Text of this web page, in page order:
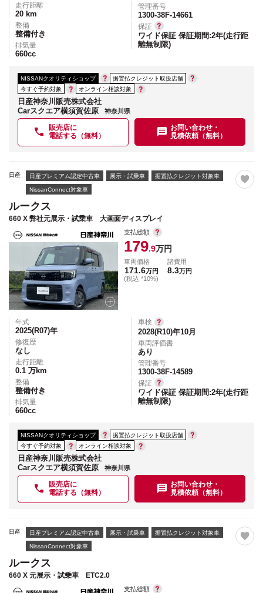
走行距離
20 km
整備
整備付き
排気量
660cc
管理番号
1300-38F-14661
保証
ワイド保証 保証期間:2年(走行距
離無制限)
NISSANクオリティショップ
据置払クレジット取扱店舗
今すぐ予約対象
オンライン相談対象
日産神奈川販売株式会社
Carスクエア横須賀佐原
神奈川県
販売店に
電話する（無料）
お問い合わせ・
見積依頼（無料）
日産 日産プレミアム認定中古車 展示・試乗車 据置払クレジット対象車
NissanConnect対象車
ルークス
660 X 弊社元展示・試乗車 大画面ディスプレイ
支払総額
179.9万円
車両価格
171.6万円
(税込 *10%)
諸費用
8.3万円
年式
2025(R07)年
修復歴
なし
走行距離
0.1 万km
整備
整備付き
排気量
660cc
車検
2028(R10)年10月
車両評価書
あり
管理番号
1300-38F-14589
保証
ワイド保証 保証期間:2年(走行距
離無制限)
NISSANクオリティショップ
据置払クレジット取扱店舗
今すぐ予約対象
オンライン相談対象
日産神奈川販売株式会社
Carスクエア横須賀佐原
神奈川県
販売店に
電話する（無料）
お問い合わせ・
見積依頼（無料）
日産 日産プレミアム認定中古車 展示・試乗車 据置払クレジット対象車
NissanConnect対象車
ルークス
660 X 元展示・試乗車 ETC2.0
支払総額